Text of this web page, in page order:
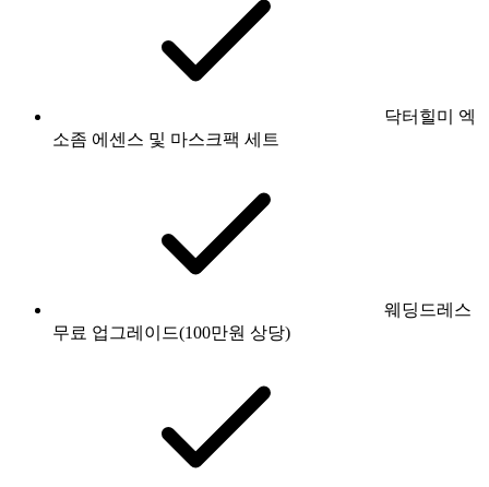
닥터힐미 엑
소좀 에센스 및 마스크팩 세트
웨딩드레스
무료 업그레이드(100만원 상당)